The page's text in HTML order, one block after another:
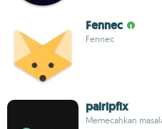
Fennec
Fennec
pairipfix
Memecahkan